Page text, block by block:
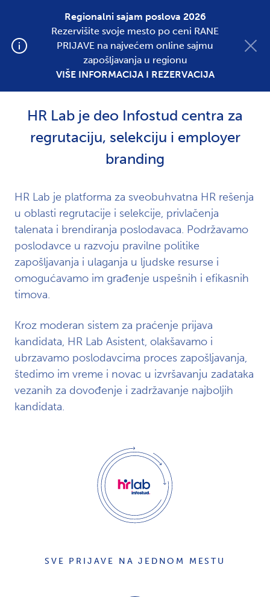
Regionalni sajam poslova 2026
Rezervišite svoje mesto po ceni RANE
PRIJAVE na najvećem online sajmu
zapošljavanja u regionu
VIŠE INFORMACIJA I REZERVACIJA
Postavite oglas
O nama
HR Lab je deo Infostud centra za
regrutaciju, selekciju i employer
branding
HR Lab je platforma za sveobuhvatna HR rešenja
u oblasti regrutacije i selekcije, privlačenja
talenata i brendiranja poslodavaca. Podržavamo
poslodavce u razvoju pravilne politike
zapošljavanja i ulaganja u ljudske resurse i
omogućavamo im građenje uspešnih i efikasnih
timova.
Kroz moderan sistem za praćenje prijava
kandidata, HR Lab Asistent, olakšavamo i
ubrzavamo poslodavcima proces zapošljavanja,
štedimo im vreme i novac u izvršavanju zadataka
vezanih za dovođenje i zadržavanje najboljih
kandidata.
SVE PRIJAVE NA JEDNOM MESTU